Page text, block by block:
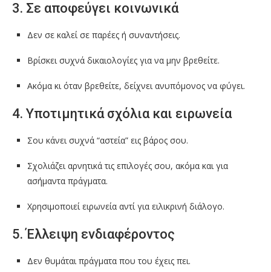
3. Σε αποφεύγει κοινωνικά
Δεν σε καλεί σε παρέες ή συναντήσεις.
Βρίσκει συχνά δικαιολογίες για να μην βρεθείτε.
Ακόμα κι όταν βρεθείτε, δείχνει ανυπόμονος να φύγει.
4. Υποτιμητικά σχόλια και ειρωνεία
Σου κάνει συχνά “αστεία” εις βάρος σου.
Σχολιάζει αρνητικά τις επιλογές σου, ακόμα και για
ασήμαντα πράγματα.
Χρησιμοποιεί ειρωνεία αντί για ειλικρινή διάλογο.
5. Έλλειψη ενδιαφέροντος
Δεν θυμάται πράγματα που του έχεις πει.